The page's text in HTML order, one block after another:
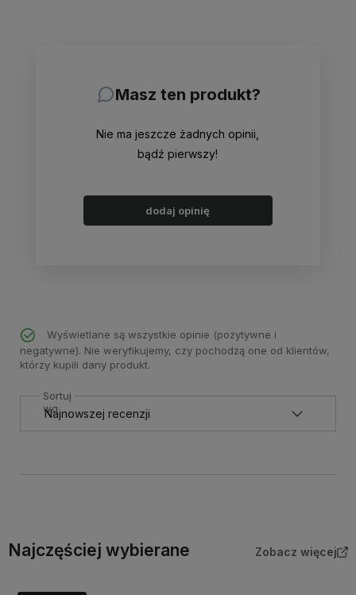
Masz ten produkt?
Nie ma jeszcze żadnych opinii,
bądź pierwszy!
dodaj opinię
Wyświetlane są wszystkie opinie (pozytywne i
negatywne). Nie weryfikujemy, czy pochodzą one od klientów,
którzy kupili dany produkt.
Sortuj
wg
Najczęściej wybierane Zobacz więcej